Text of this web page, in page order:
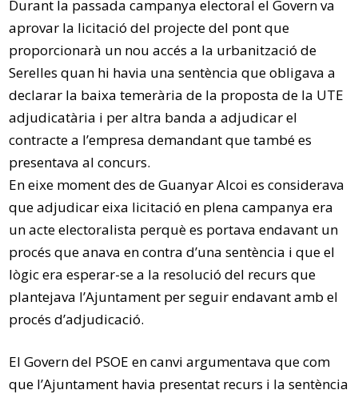
Durant la passada campanya electoral el Govern va
aprovar la licitació del projecte del pont que
proporcionarà un nou accés a la urbanització de
Serelles quan hi havia una sentència que obligava a
declarar la baixa temerària de la proposta de la UTE
adjudicatària i per altra banda a adjudicar el
contracte a l’empresa demandant que també es
presentava al concurs.
En eixe moment des de Guanyar Alcoi es considerava
que adjudicar eixa licitació en plena campanya era
un acte electoralista perquè es portava endavant un
procés que anava en contra d’una sentència i que el
lògic era esperar-se a la resolució del recurs que
plantejava l’Ajuntament per seguir endavant amb el
procés d’adjudicació.
El Govern del PSOE en canvi argumentava que com
que l’Ajuntament havia presentat recurs i la sentència